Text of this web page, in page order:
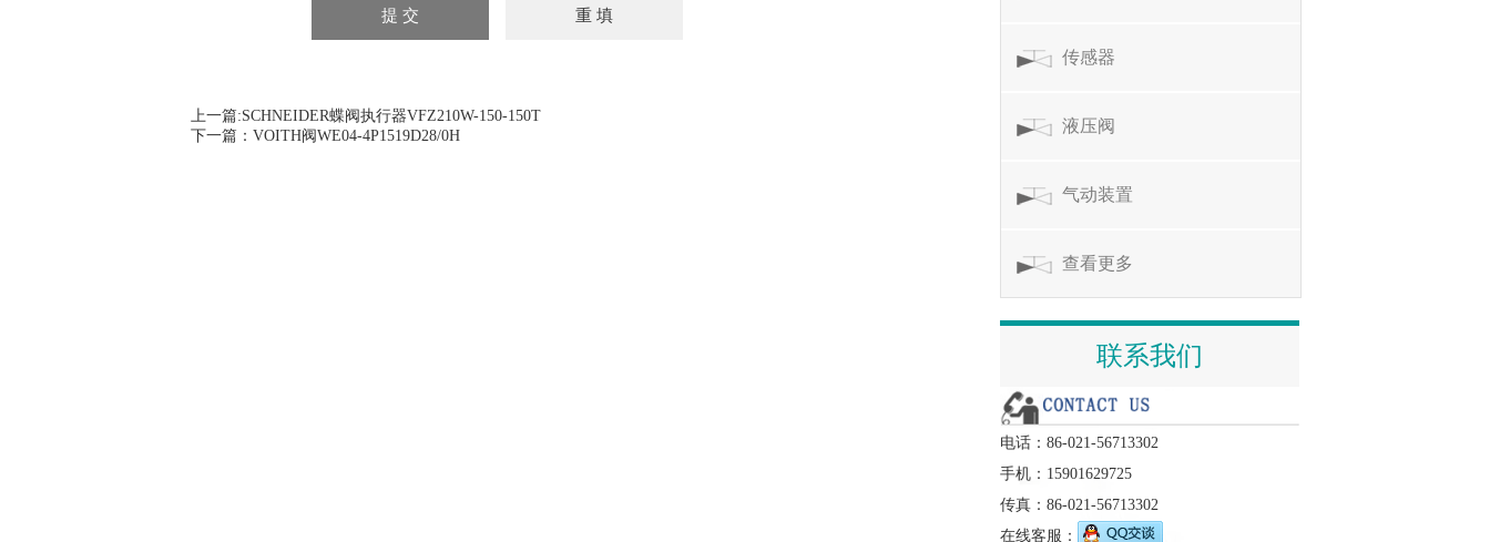
上一篇:SCHNEIDER蝶阀执行器VFZ210W-150-150T
下一篇： VOITH阀WE04-4P1519D28/0H
传感器
液压阀
气动装置
查看更多
联系我们
电话：86-021-56713302
手机：15901629725
传真：86-021-56713302
在线客服：